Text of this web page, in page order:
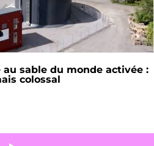
sable du monde activée :
colossal